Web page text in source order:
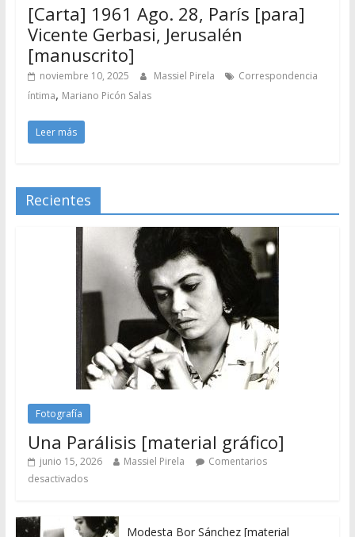
[Carta] 1961 Ago. 28, París [para]
Vicente Gerbasi, Jerusalén
[manuscrito]
noviembre 10, 2025 Massiel Pirela
Correspondencia
íntima, Mariano Picón Salas
Leer más
Recientes
Fotografía
Una Parálisis [material gráfico]
junio 15, 2026 Massiel Pirela
Comentarios
desactivados
Modesta Bor Sánchez [material